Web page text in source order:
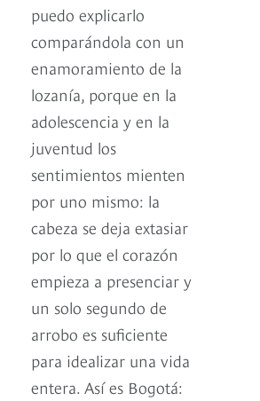
puedo explicarlo
comparándola con un
enamoramiento de la
lozanía, porque en la
adolescencia y en la
juventud los
sentimientos mienten
por uno mismo: la
cabeza se deja extasiar
por lo que el corazón
empieza a presenciar y
un solo segundo de
arrobo es suficiente
para idealizar una vida
entera. Así es Bogotá: